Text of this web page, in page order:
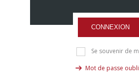
CONNEXION
Se souvenir de
Mot de passe